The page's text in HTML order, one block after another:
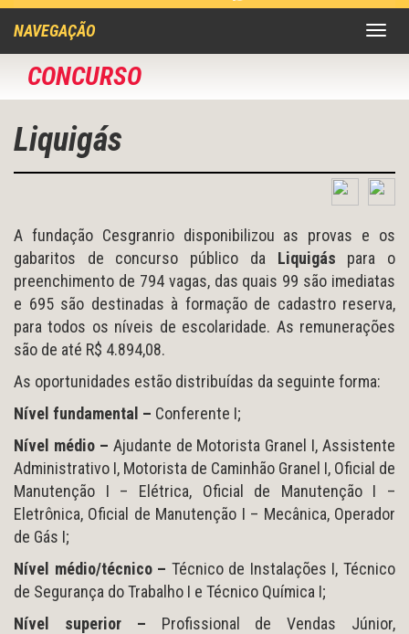
Toggle
NAVEGAÇÃO
CONCURSO
Liquigás
A fundação Cesgranrio disponibilizou as provas e os
gabaritos de concurso público da Liquigás para o
preenchimento de 794 vagas, das quais 99 são imediatas
e 695 são destinadas à formação de cadastro reserva,
para todos os níveis de escolaridade. As remunerações
são de até R$ 4.894,08.
As oportunidades estão distribuídas da seguinte forma:
Nível fundamental – Conferente I;
Nível médio – Ajudante de Motorista Granel I, Assistente
Administrativo I, Motorista de Caminhão Granel I, Oficial de
Manutenção I – Elétrica, Oficial de Manutenção I –
Eletrônica, Oficial de Manutenção I – Mecânica, Operador
de Gás I;
Nível médio/técnico – Técnico de Instalações I, Técnico
de Segurança do Trabalho I e Técnico Química I;
Nível superior – Profissional de Vendas Júnior,